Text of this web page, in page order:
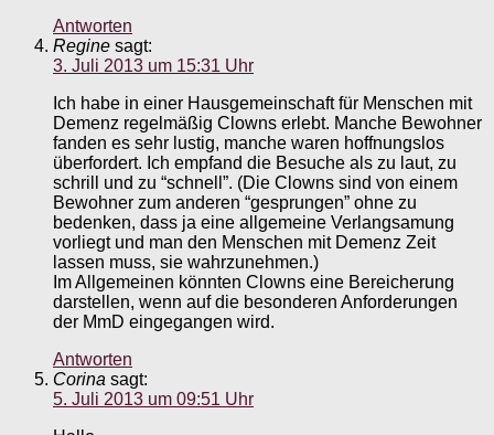
Antworten
Regine sagt:
3. Juli 2013 um 15:31 Uhr
Ich habe in einer Hausgemeinschaft für Menschen mit
Demenz regelmäßig Clowns erlebt. Manche Bewohner
fanden es sehr lustig, manche waren hoffnungslos
überfordert. Ich empfand die Besuche als zu laut, zu
schrill und zu “schnell”. (Die Clowns sind von einem
Bewohner zum anderen “gesprungen” ohne zu
bedenken, dass ja eine allgemeine Verlangsamung
vorliegt und man den Menschen mit Demenz Zeit
lassen muss, sie wahrzunehmen.)
Im Allgemeinen könnten Clowns eine Bereicherung
darstellen, wenn auf die besonderen Anforderungen
der MmD eingegangen wird.
Antworten
Corina sagt:
5. Juli 2013 um 09:51 Uhr